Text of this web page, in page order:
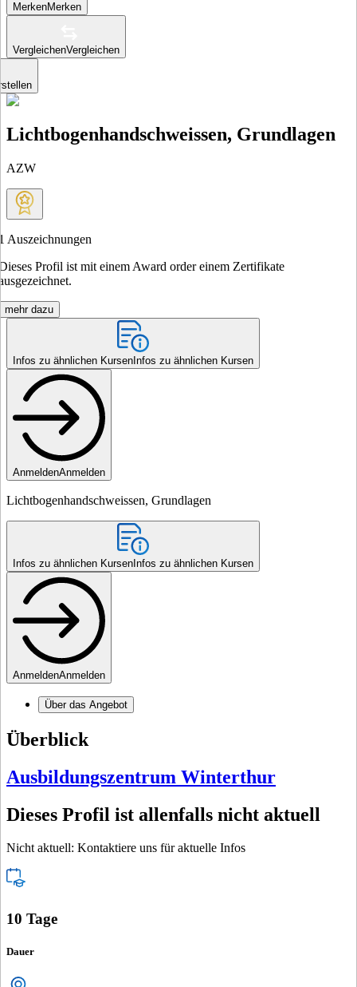
MerkenMerken
VergleichenVergleichen
Lichtbogenhandschweissen, Grundlagen
AZW
Auszeichnungen
Profil ist mit einem Award order einem Zertifikate
mehr dazu
Infos zu ähnlichen Kursen Infos zu ähnlichen Kursen
AnmeldenAnmelden
Lichtbogenhandschweissen, Grundlagen
Infos zu ähnlichen Kursen Infos zu ähnlichen Kursen
AnmeldenAnmelden
Über das Angebot
Überblick
Ausbildungszentrum Winterthur
Dieses Profil ist allenfalls nicht aktuell
Nicht aktuell: Kontaktiere uns für aktuelle Infos
10 Tage
Dauer